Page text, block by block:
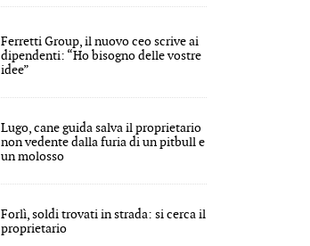
Ferretti Group, il nuovo ceo scrive ai
dipendenti: “Ho bisogno delle vostre
idee”
Lugo, cane guida salva il proprietario
non vedente dalla furia di un pitbull e
un molosso
Forlì, soldi trovati in strada: si cerca il
proprietario